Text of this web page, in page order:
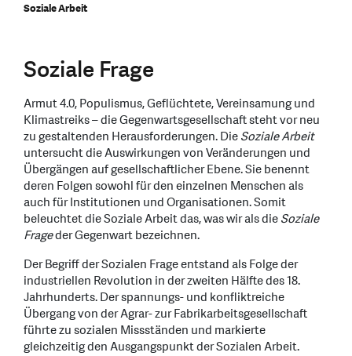
Soziale Arbeit
Soziale Frage
Armut 4.0, Populismus, Geflüchtete, Vereinsamung und
Klimastreiks – die Gegenwartsgesellschaft steht vor neu
zu gestaltenden Herausforderungen. DieSoziale Arbeit
untersucht die Auswirkungen von Veränderungen und
Übergängen auf gesellschaftlicher Ebene. Sie benennt
deren Folgen sowohl für den einzelnen Menschen als
auch für Institutionen und Organisationen. Somit
beleuchtet die Soziale Arbeit das, was wir als dieSoziale
Frageder Gegenwart bezeichnen.
Der Begriff der Sozialen Frage entstand als Folge der
industriellen Revolution in der zweiten Hälfte des 18.
Jahrhunderts. Der spannungs- und konfliktreiche
Übergang von der Agrar- zur Fabrikarbeitsgesellschaft
führte zu sozialen Missständen und markierte
gleichzeitig den Ausgangspunkt der Sozialen Arbeit.